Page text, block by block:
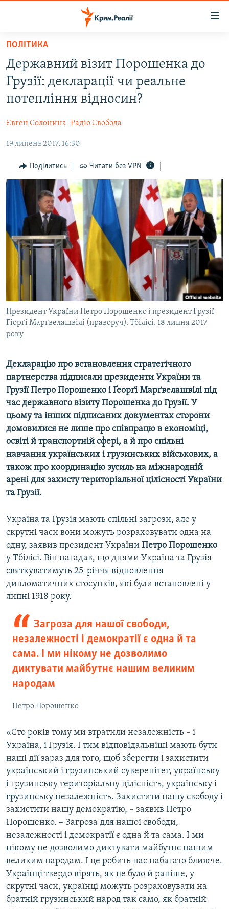
Перейти
основного
матеріалу
Перейти
до
основної
Перейти
пошуку
ВОДА.КРИМ
ВІДЕО ТА ФОТО
БЛОГИ
ПОГЛЯД
ІНТЕРВ'Ю
ВСЕ ЗА ДЕНЬ
СПЕЦПРОЕКТИ
ДЕПОРТАЦІЯ
ВІДЕОУРОКИ «ELIFBE»
СВІДЧЕННЯ ОКУПАЦІЇ
УКРАЇНСЬКА ПРОБЛЕМА КРИМУ
ЯК ОБІЙТИ БЛОКУВАННЯ
Русский
Qırımtatar
ПОЛІТИКА
Державний візит Порошенка до
Грузії: декларації чи реальне
потепління відносин?
Євген Солонина Радіо Свобода
19 липень 2017, 16:30
Поділитись Читати без VPN
Президент України Петро Порошенко і президент Грузії
Ґіорґі Марґвелашвілі (праворуч). Тбілісі. 18 липня 2017
року
Декларацію про встановлення стратегічного
партнерства підписали президенти України та
Грузії Петро Порошенко і Ґеорґі Марґвелашвілі під
час державного візиту Порошенка до Грузії. У
цьому та інших підписаних документах сторони
домовилися не лише про співпрацю в економіці,
освіті й транспортній сфері, а й про спільні
навчання українських і грузинських військових, а
також про координацію зусиль на міжнародній
арені для захисту територіальної цілісності України
та Грузії.
Україна та Грузія мають спільні загрози, але у
скрутні часи вони можуть розраховувати одна на
одну, заявив президент України Петро Порошенко
у Тбілісі. Він нагадав, що днями Україна та Грузія
святкуватимуть 25-річчя відновлення
дипломатичних стосунків, які були встановлені у
липні 1918 року.
Загроза для нашої свободи,
незалежності і демократії є одна й та
сама. І ми нікому не дозволимо
диктувати майбутнє нашим великим
народам
Петро Порошенко
«Сто років тому ми втратили незалежність – і
Україна, і Грузія. І тим відповідальніші мають бути
наші дії зараз для того, щоб зберегти і захистити
український і грузинський суверенітет, українську
і грузинську територіальну цілісність, українську і
грузинську незалежність. Захистити нашу свободу і
захистити нашу демократію, – заявив Петро
Порошенко. – Загроза для нашої свободи,
незалежності і демократії є одна й та сама. І ми
нікому не дозволимо диктувати майбутнє нашим
великим народам. І це робить нас набагато ближче.
Українці твердо вірять, як це було й раніше, у
скрутні часи, українці можуть розраховувати на
братній грузинський народ так само, як братній